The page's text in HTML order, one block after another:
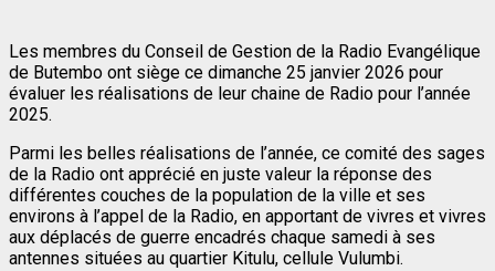
Les membres du Conseil de Gestion de la Radio Evangélique
de Butembo ont siège ce dimanche 25 janvier 2026 pour
évaluer les réalisations de leur chaine de Radio pour l’année
2025.
Parmi les belles réalisations de l’année, ce comité des sages
de la Radio ont apprécié en juste valeur la réponse des
différentes couches de la population de la ville et ses
environs à l’appel de la Radio, en apportant de vivres et vivres
aux déplacés de guerre encadrés chaque samedi à ses
antennes situées au quartier Kitulu, cellule Vulumbi.